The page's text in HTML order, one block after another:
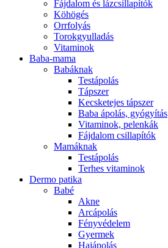
Fájdalom és lázcsillapítók
Köhögés
Orrfolyás
Torokgyulladás
Vitaminok
Baba-mama
Babáknak
Testápolás
Tápszer
Kecsketejes tápszer
Baba ápolás, gyógyítás
Vitaminok, pelenkák
Fájdalom csillapítók
Mamáknak
Testápolás
Terhes vitaminok
Dermo patika
Babé
Akne
Arcápolás
Fényvédelem
Gyermek
Hajápolás